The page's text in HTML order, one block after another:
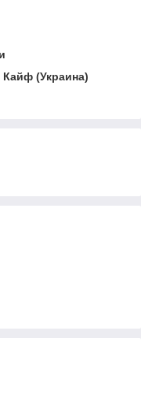
Кайф (Украина)